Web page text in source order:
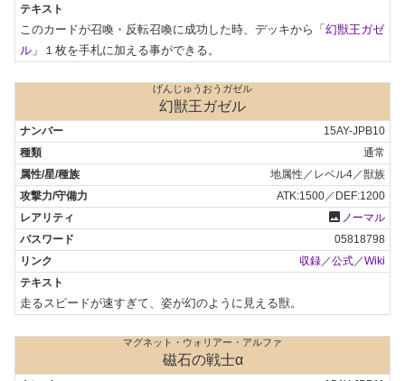
このカードが召喚・反転召喚に成功した時、デッキから「 幻獣王ガゼ
ル 」１枚を手札に加える事ができる。
げんじゅうおうガゼル
幻獣王ガゼル
15AY-JPB10
通常
地属性／レベル4／獣族
ATK:1500／DEF:1200
photo ノーマル
05818798
収録／公式／Wiki
走るスピードが速すぎて、姿が幻のように見える獣。
マグネット・ウォリアー・アルファ
磁石の戦士α